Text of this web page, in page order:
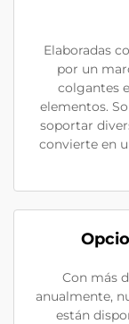
Elaboradas
por un
colgantes
elementos.
soportar
convierte en
Con más
anualmente,
están